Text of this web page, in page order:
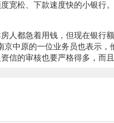
宽松、下款速度快的小银行。
人都急着用钱，但现在银行
京中原的一位业务员也表示
信的审核也要严格得多，而